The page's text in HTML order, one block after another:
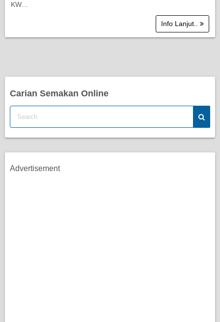
KW…
Info Lanjut..
Carian Semakan Online
Advertisement